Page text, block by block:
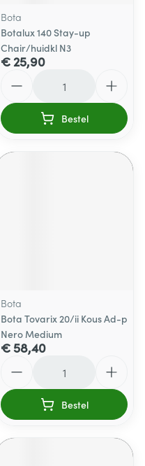
Bota
Botalux 140 Stay-up
Chair/huidkl N3
€ 25,90
Bestel
Bota
Bota Tovarix 20/ii Kous Ad-p
Nero Medium
€ 58,40
Bestel